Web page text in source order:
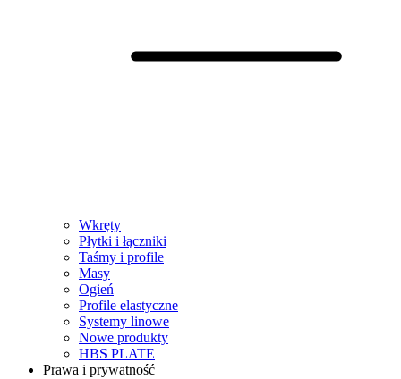
Wkręty
Płytki i łączniki
Taśmy i profile
Masy
Ogień
Profile elastyczne
Systemy linowe
Nowe produkty
HBS PLATE
Prawa i prywatność